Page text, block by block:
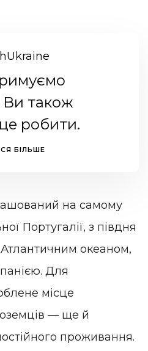
Ви також
робити.
БІЛЬШЕ
на самому
Португалії, з півдня
Атлантичним океаном,
Для
місце
— ще й
проживання.